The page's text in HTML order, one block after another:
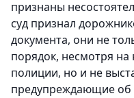
признаны
суд признал
документа, они не
порядок, несмотря
полиции, но и не
предупреждающие об